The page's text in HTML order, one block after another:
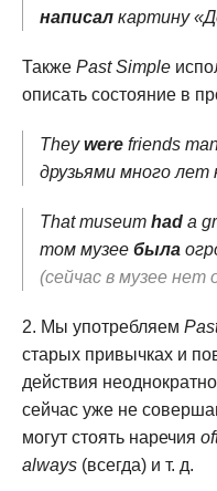
написал картину
Также Past Simple
описать состояние в
Theywere friends
друзьями много лет
That museum had a
том музее была
(сейчас в музее нет
Мы употребляем
старых привычках и
действия
сейчас уже не
могут стоять наречия
always (всегда) и т. д.